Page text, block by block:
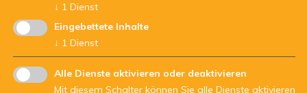
↓ 1 Dienst
Eingebettete Inhalte
↓ 1 Dienst
Alle Dienste aktivieren oder deaktivieren
Mit diesem Schalter können Sie alle Dienste aktivieren